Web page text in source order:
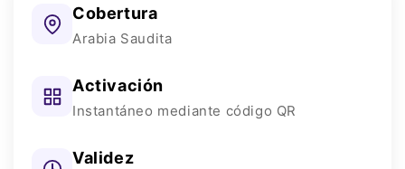
Cobertura
Arabia Saudita
Activación
Instantáneo mediante código QR
Validez